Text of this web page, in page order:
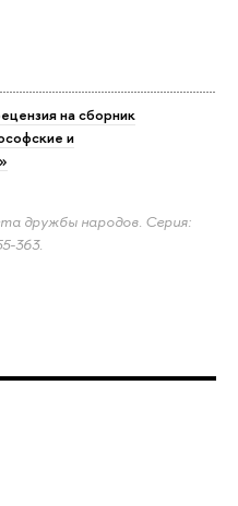
на сборник
и
дружбы народов. Серия:
363.